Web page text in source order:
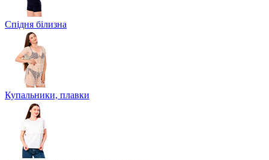
Спідня білизна
Купальники, плавки